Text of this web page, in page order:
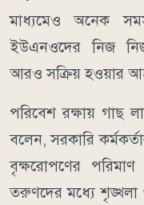
মাধ্যমেও অনেক
ইউএনওদের নিজ
আরও সক্রিয় হওয়ার
পরিবেশ রক্ষায় গাছ
বলেন, সরকারি
বৃক্ষরোপণের
তরুণদের মধ্যে